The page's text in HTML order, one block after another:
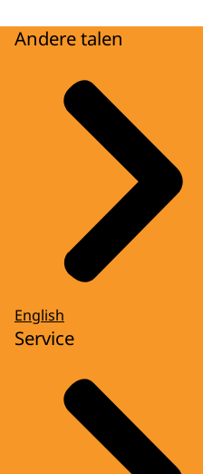
Andere talen
English
Service